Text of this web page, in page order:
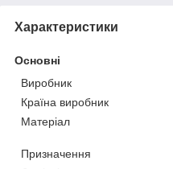
Характеристики
Основні
Виробник
Країна виробник
Матеріал
Призначення